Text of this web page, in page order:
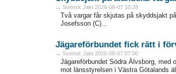
→ Svensk Jakt 2026-08-07 10:28
Två vargar får skjutas på skyddsjakt
Josefsson (C)...
Jägareförbundet fick rätt i
→ Svensk Jakt 2026-08-07 07:00
Jägareförbundet Södra Älvsborg, med
mot länsstyrelsen i Västra Götalands